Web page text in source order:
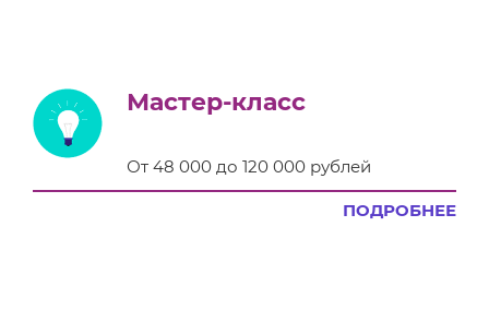
Мастер-класс
От 48 000 до 120 000 рублей
ПОДРОБНЕЕ